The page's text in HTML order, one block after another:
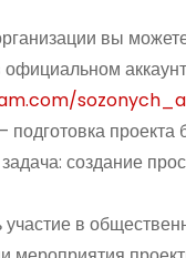
вы
официальном
создание
в